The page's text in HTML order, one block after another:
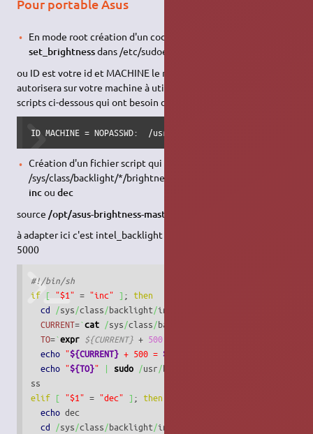
Pour portable Asus
En mode root création d'un code visudo créer le fichier
set_brightnessdans /etc/sudoers.d/
ou ID est votre id et MACHINE le nom de votre PC ceci vous
autorisera sur votre machine à utiliser la commande dans les
scripts ci-dessous qui ont besoin de "sudo" sans mot de passe
ID MACHINE = NOPASSWD:  /usr/bin/tee /sys/class/
Création d'un fichier script qui va modifier la valeur dans
/sys/class/backlight/*/brightness avec comme paramètres
incou dec
source /opt/asus-brightness-master/bin/asus-brightness
à adapter ici c'est intel_backlight valeur comprise entre 500 et
5000
#!/bin/sh
if [ "$1" = "inc" ] ; then
cd /sys/class/backlight/intel_backlight
CURRENT=`cat /sys/class/backlight
TO=`expr ${CURRENT} + 500
echo "${CURRENT} + 500 = ${TO}
echo "${TO}" | sudo /usr/bin
elif [ "$1" = "dec" ] ; then
echo dec
cd /sys/class/backlight/intel_backlight